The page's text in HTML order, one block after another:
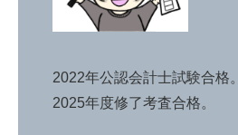
2022年公認会計士試験合格。
2025年度修了考査合格。